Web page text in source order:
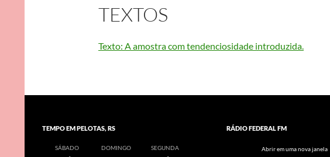
TEXTOS
Texto: A amostra com tendenciosidade introduzida.
TEMPO EM PELOTAS, RS
SÁBADO DOMINGO SEGUNDA
RÁDIO FEDERAL FM
Abrir em uma nova janela